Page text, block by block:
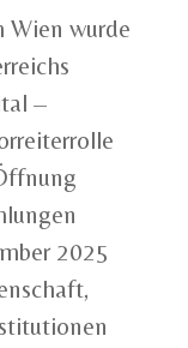
Wien wurde
–
2025